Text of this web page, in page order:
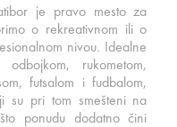
je pravo mesto za
o rekreativnom ili o
nivou. Idealne
rukometom,
futsalom i fudbalom,
su pri tom smešteni na
ponudu dodatno čini